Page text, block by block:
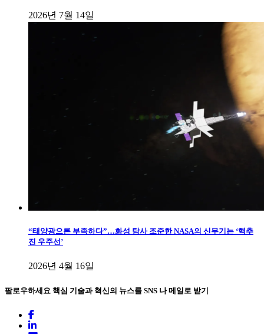
2026년 7월 14일
“태양광으론 부족하다”…화성 탐사 조준한 NASA의 신무기는 ‘핵추
진 우주선’
2026년 4월 16일
팔로우하세요 핵심 기술과 혁신의 뉴스를 SNS 나 메일로 받기